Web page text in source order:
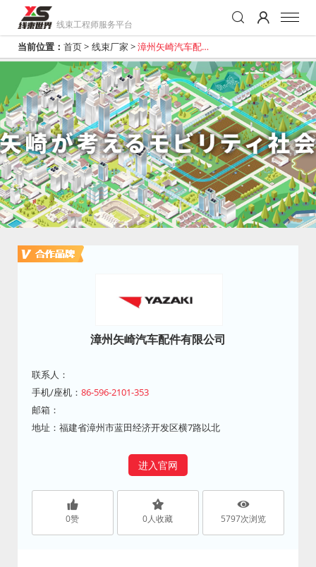
线束工程师服务平台
当前位置： 首页> 线束厂家 >漳州矢崎汽车配件
有限公司
漳州矢崎汽车配件有限公司
联系人：
手机/座机： 86-596-2101-353
邮箱：
地址：福建省漳州市蓝田经济开发区横7路以北
进入官网
0赞 0人收藏 5797次浏览